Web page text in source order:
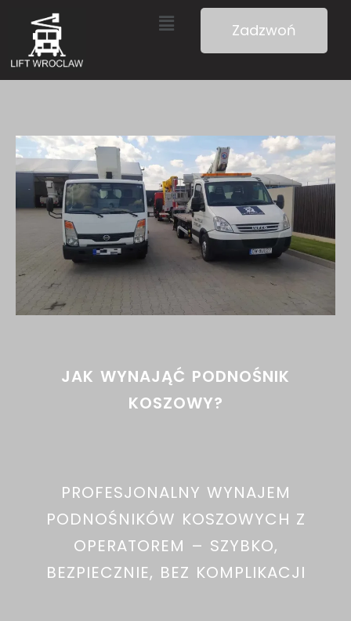
Zadzwoń
JAK WYNAJĄĆ PODNOŚNIK
KOSZOWY?
PROFESJONALNY WYNAJEM
PODNOŚNIKÓW KOSZOWYCH Z
OPERATOREM – SZYBKO,
BEZPIECZNIE, BEZ KOMPLIKACJI